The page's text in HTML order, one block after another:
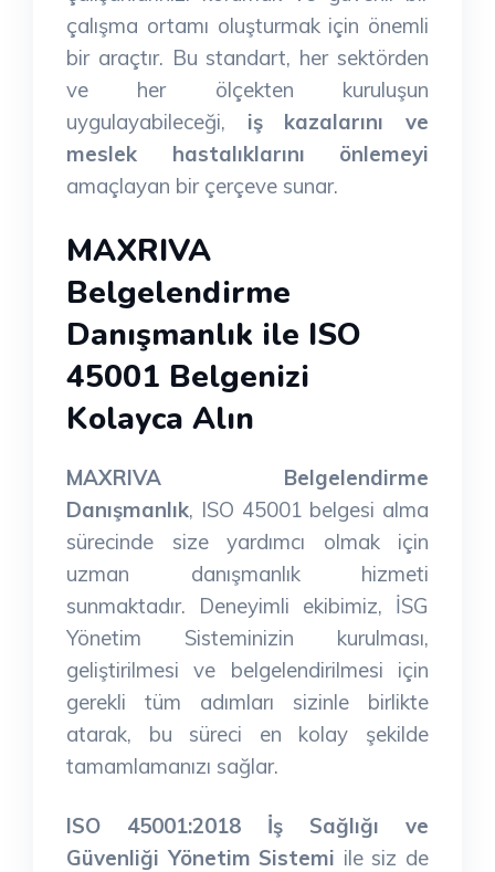
çalışma ortamı oluşturmak için önemli
bir araçtır. Bu standart, her sektörden
ve her ölçekten kuruluşun
uygulayabileceği, iş kazalarını ve
meslek hastalıklarını önlemeyi
amaçlayan bir çerçeve sunar.
MAXRIVA
Belgelendirme
Danışmanlık ile ISO
45001 Belgenizi
Kolayca Alın
MAXRIVA Belgelendirme
Danışmanlık, ISO 45001 belgesi alma
sürecinde size yardımcı olmak için
uzman danışmanlık hizmeti
sunmaktadır. Deneyimli ekibimiz, İSG
Yönetim Sisteminizin kurulması,
geliştirilmesi ve belgelendirilmesi için
gerekli tüm adımları sizinle birlikte
atarak, bu süreci en kolay şekilde
tamamlamanızı sağlar.
ISO 45001:2018 İş Sağlığı ve
Güvenliği Yönetim Sistemi ile siz de